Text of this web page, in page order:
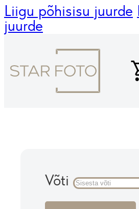
Liigu põhisisu juurde
juurde
Võti